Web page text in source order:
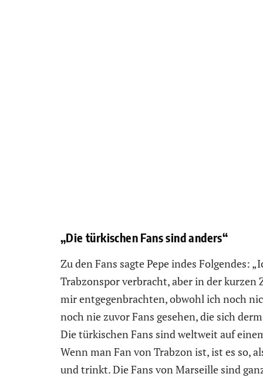
„Die türkischen Fans sind anders“
Zu den Fans sagte Pepe indes Folgendes:
Trabzonspor verbracht, aber in der kurzen
mir entgegenbrachten, obwohl ich noch
noch nie zuvor Fans gesehen, die sich
Die türkischen Fans sind weltweit auf
Wenn man Fan von Trabzon ist, ist es so,
und trinkt. Die Fans von Marseille sind